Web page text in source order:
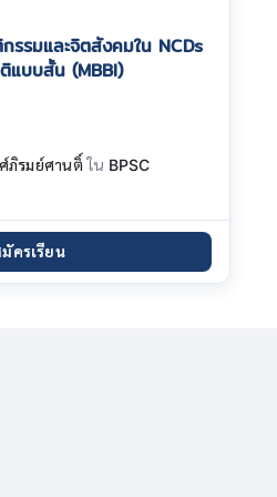
รมและจิตสังคมใน NCDs
แบบสั้น (MBBI)
ภิรมย์ศานติ์ ใน BPSC
ครเรียน